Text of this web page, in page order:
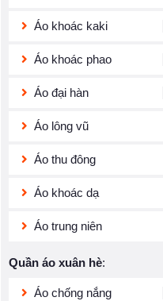
Áo khoác kaki
Áo khoác phao
Áo đại hàn
Áo lông vũ
Áo thu đông
Áo khoác dạ
Áo trung niên
Quần áo xuân hè:
Áo chống nắng